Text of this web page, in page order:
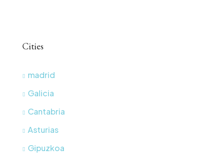
Cities
madrid
Galicia
Cantabria
Asturias
Gipuzkoa